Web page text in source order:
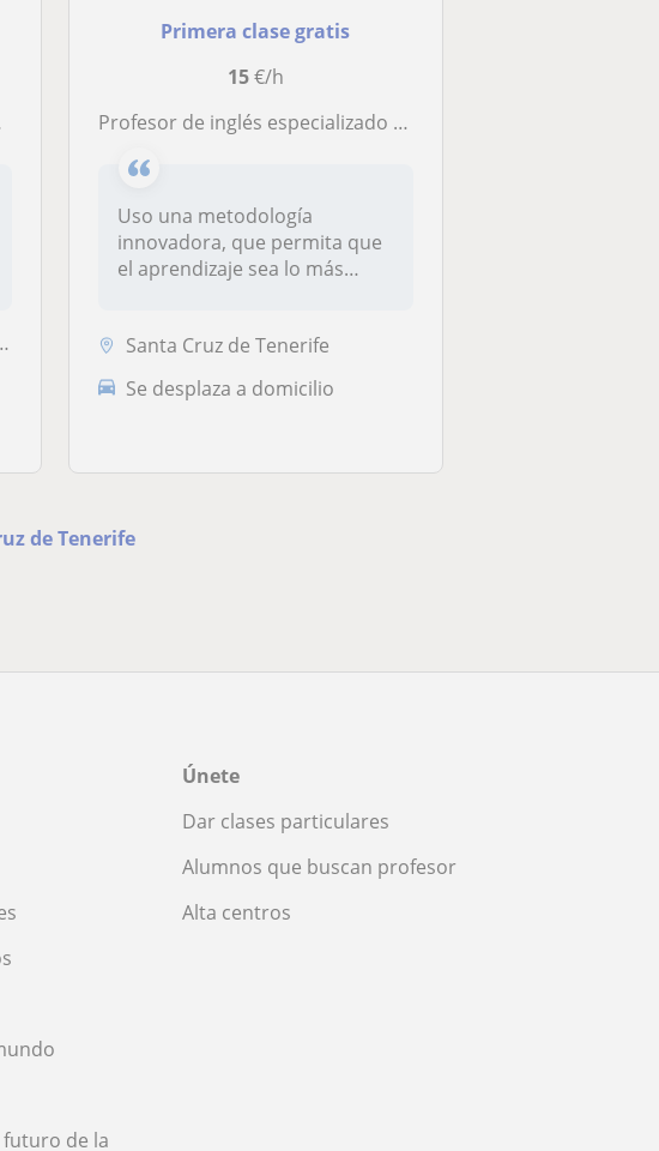
Primera clase gratis
15€/h
Profesor de inglés especializado en ESO, Bachillerato y FP.
Uso una metodología
innovadora, que permita que
el aprendizaje sea lo más
Santa Cruz de Tenerife
Se desplaza a domicilio
de Tenerife
de la
Únete
Dar clases particulares
Alumnos que buscan profesor
Alta centros